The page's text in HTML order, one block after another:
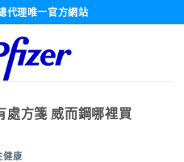
代理唯一官方網站
處方箋 威而鋼哪裡買
健康